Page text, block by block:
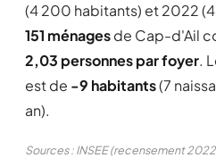
(4 200 habitants) et 2022
151 ménagesde Cap-d'Ail
2,03 personnes par foyer.
est de -9 habitants(7
an).
Sources : INSEE (recensement